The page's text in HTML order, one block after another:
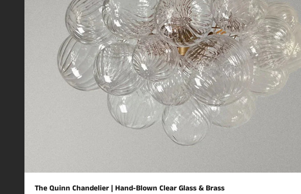
The Quinn Chandelier | Hand-Blown Clear Glass & Brass